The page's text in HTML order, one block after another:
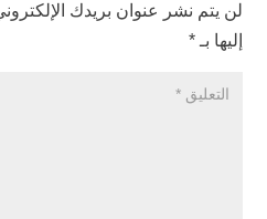
لن يتم نشر عنوان بريدك
إليها بـ *